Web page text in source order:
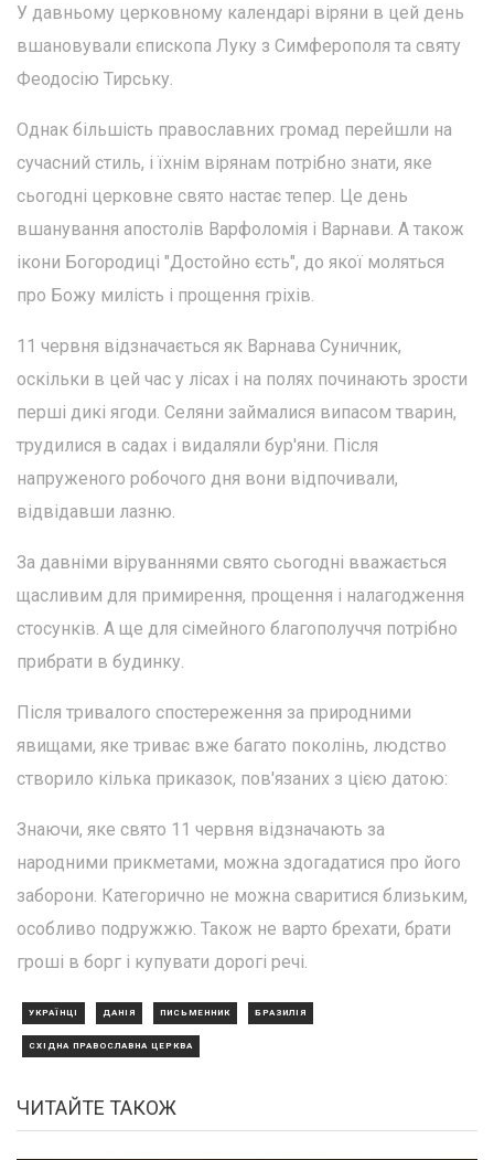
У давньому церковному календарі віряни в цей день
вшановували єпископа Луку з Симферополя та святу
Феодосію Тирську.
Однак більшість православних громад перейшли на
сучасний стиль, і їхнім вірянам потрібно знати, яке
сьогодні церковне свято настає тепер. Це день
вшанування апостолів Варфоломія і Варнави. А також
ікони Богородиці "Достойно єсть", до якої моляться
про Божу милість і прощення гріхів.
11 червня відзначається як Варнава Суничник,
оскільки в цей час у лісах і на полях починають зрости
перші дикі ягоди. Селяни займалися випасом тварин,
трудилися в садах і видаляли бур'яни. Після
напруженого робочого дня вони відпочивали,
відвідавши лазню.
За давніми віруваннями свято сьогодні вважається
щасливим для примирення, прощення і налагодження
стосунків. А ще для сімейного благополуччя потрібно
прибрати в будинку.
Після тривалого спостереження за природними
явищами, яке триває вже багато поколінь, людство
створило кілька приказок, пов'язаних з цією датою:
Знаючи, яке свято 11 червня відзначають за
народними прикметами, можна здогадатися про його
заборони. Категорично не можна сваритися близьким,
особливо подружжю. Також не варто брехати, брати
гроші в борг і купувати дорогі речі.
УКРАЇНЦІ ДАНІЯ ПИСЬМЕННИК БРАЗИЛІЯ
СХІДНА ПРАВОСЛАВНА ЦЕРКВА
ЧИТАЙТЕ ТАКОЖ